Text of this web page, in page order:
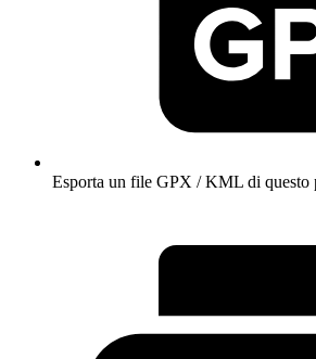
Esporta un file GPX / KML di questo